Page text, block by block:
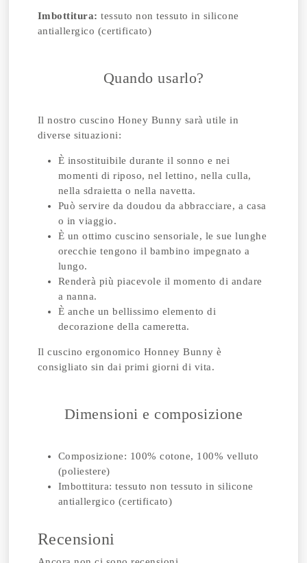
Imbottitura:tessuto non tessuto in silicone
antiallergico (certificato)
Quando usarlo?
Il nostro cuscino Honey Bunny sarà utile in
diverse situazioni:
È insostituibile durante il sonno e nei
momenti di riposo, nel lettino, nella culla,
nella sdraietta o nella navetta.
Può servire da doudou da abbracciare, a casa
o in viaggio.
È un ottimo cuscino sensoriale, le sue lunghe
orecchie tengono il bambino impegnato a
lungo.
Renderà più piacevole il momento di andare
a nanna.
È anche un bellissimo elemento di
decorazione della cameretta.
Il cuscino ergonomico Honney Bunny è
consigliato sin dai primi giorni di vita.
Dimensioni e composizione
Composizione: 100% cotone, 100% velluto
(poliestere)
Imbottitura: tessuto non tessuto in silicone
antiallergico (certificato)
Recensioni